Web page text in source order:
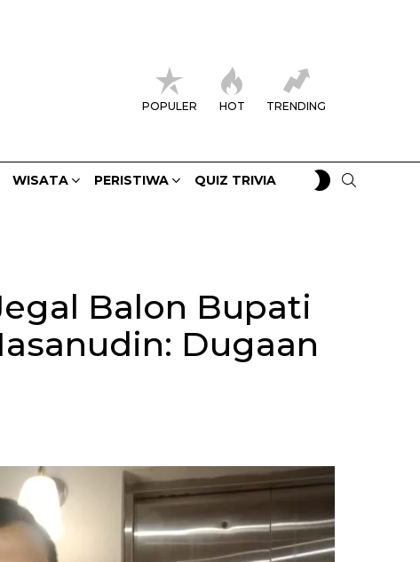
POPULER HOT TRENDING
WISATA PERISTIWA QUIZ TRIVIA
SWITCH
SKIN
Balon Bupati
Dugaan